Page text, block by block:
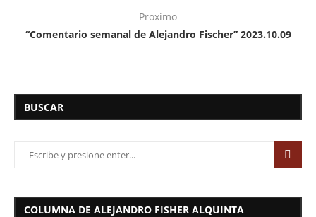
Proximo
“Comentario semanal de Alejandro Fischer” 2023.10.09
BUSCAR
COLUMNA DE ALEJANDRO FISHER ALQUINTA